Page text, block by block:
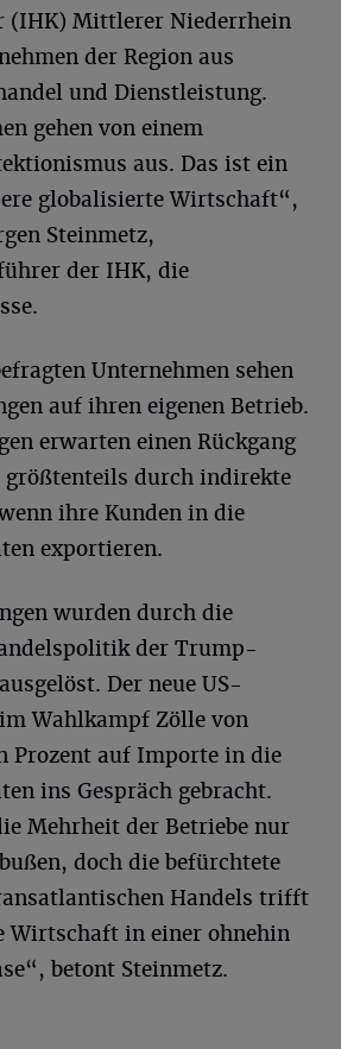
(IHK) Mittlerer Niederrhein
der Region aus
und Dienstleistung.
gehen von einem
aus. Das ist ein
globalisierte Wirtschaft“,
Steinmetz,
der IHK, die
Unternehmen sehen
auf ihren eigenen Betrieb.
erwarten einen Rückgang
größtenteils durch indirekte
ihre Kunden in die
exportieren.
wurden durch die
der Trump-
Der neue US-
Wahlkampf Zölle von
Prozent auf Importe in die
ins Gespräch gebracht.
Mehrheit der Betriebe nur
doch die befürchtete
Handels trifft
Wirtschaft in einer ohnehin
betont Steinmetz.